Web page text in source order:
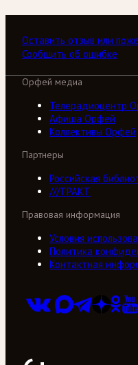
Оставить отзыв или
Сообщить об ошибке
Орфей медиа
Телерадиоцентр
Афиша Орфей
Коллективы Орфей
Партнеры
Российская
///ТРАКТ
Правовая информация
Условия
Политика
Контактная